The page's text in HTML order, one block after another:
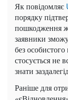
Як повідомляє
порядку
пошкодження
заявники
без
стосується не
знати
Раніше для